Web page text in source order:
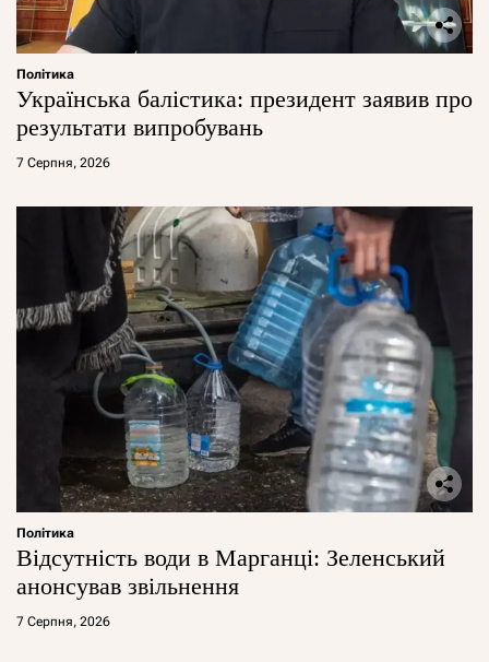
Політика
Українська балістика: президент заявив про
результати випробувань
7 Серпня, 2026
Політика
Відсутність води в Марганці: Зеленський
анонсував звільнення
7 Серпня, 2026